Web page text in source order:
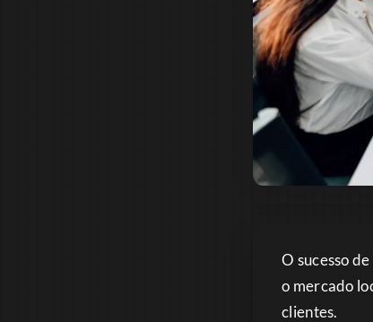
O sucesso
o mercado
clientes.